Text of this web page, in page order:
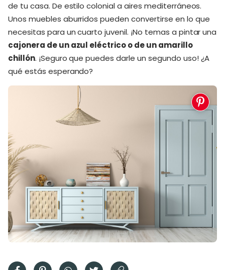
de tu casa. De estilo colonial a aires mediterráneos.
Unos muebles aburridos pueden convertirse en lo que
necesitas para un cuarto juvenil. ¡No temas a pintar una
cajonera de un azul eléctrico o de un amarillo
chillón. ¡Seguro que puedes darle un segundo uso! ¿A
qué estás esperando?